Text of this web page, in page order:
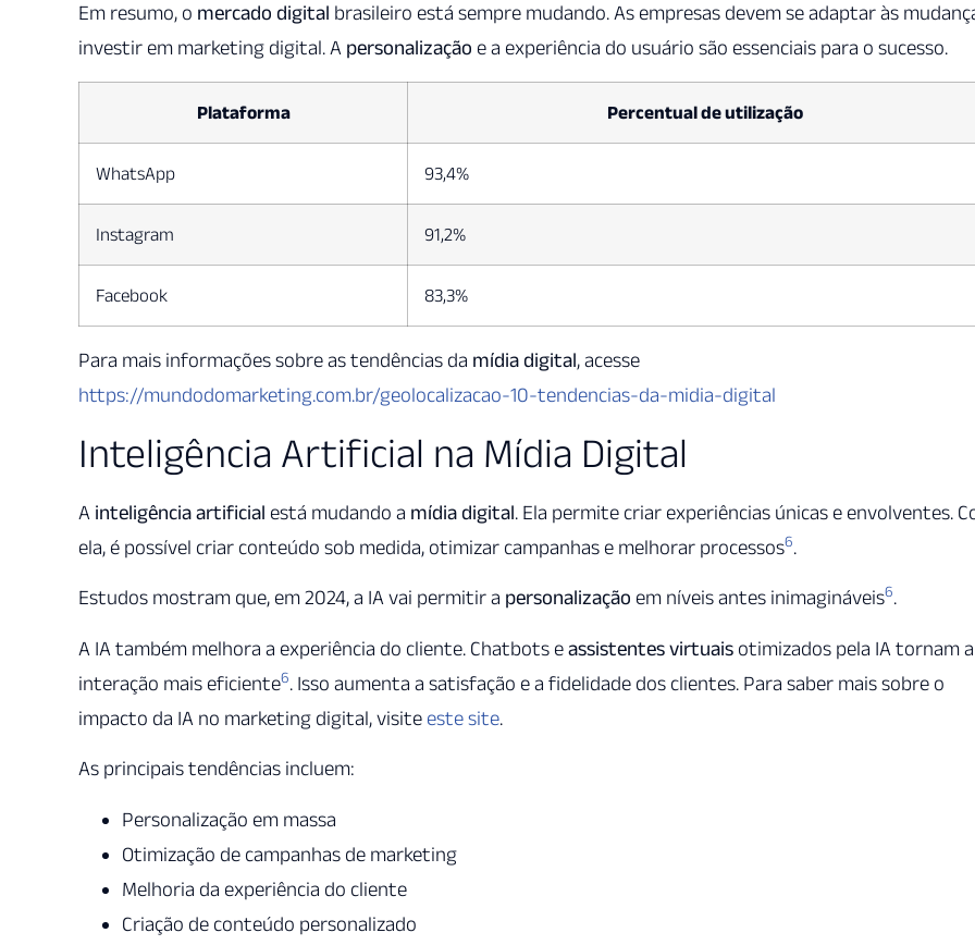
Em resumo, o mercado digital brasileiro está sempre mudando. As empresas devem se adaptar às
investir em marketing digital. A personalização e a experiência do usuário são essenciais para o sucesso.
Plataforma Percentual de utilização
WhatsApp 93,4%
Instagram 91,2%
Facebook 83,3%
Para mais informações sobre as tendências da mídia digital, acesse
https://mundodomarketing.com.br/geolocalizacao-10-tendencias-da-midia-digital
Inteligência Artificial na Mídia Digital
A inteligência artificial está mudando a mídia digital. Ela permite criar experiências únicas e envolventes.
ela, é possível criar conteúdo sob medida, otimizar campanhas e melhorar processos6.
Estudos mostram que, em 2024, a IA vai permitir a personalização em níveis antes inimagináveis6.
A IA também melhora a experiência do cliente. Chatbots eassistentes virtuais otimizados pela IA tornam a
interação mais eficiente6. Isso aumenta a satisfação e a fidelidade dos clientes. Para saber mais sobre o
impacto da IA no marketing digital, visite este site.
As principais tendências incluem:
Personalização em massa
Otimização de campanhas de marketing
Melhoria da experiência do cliente
Criação de conteúdo personalizado